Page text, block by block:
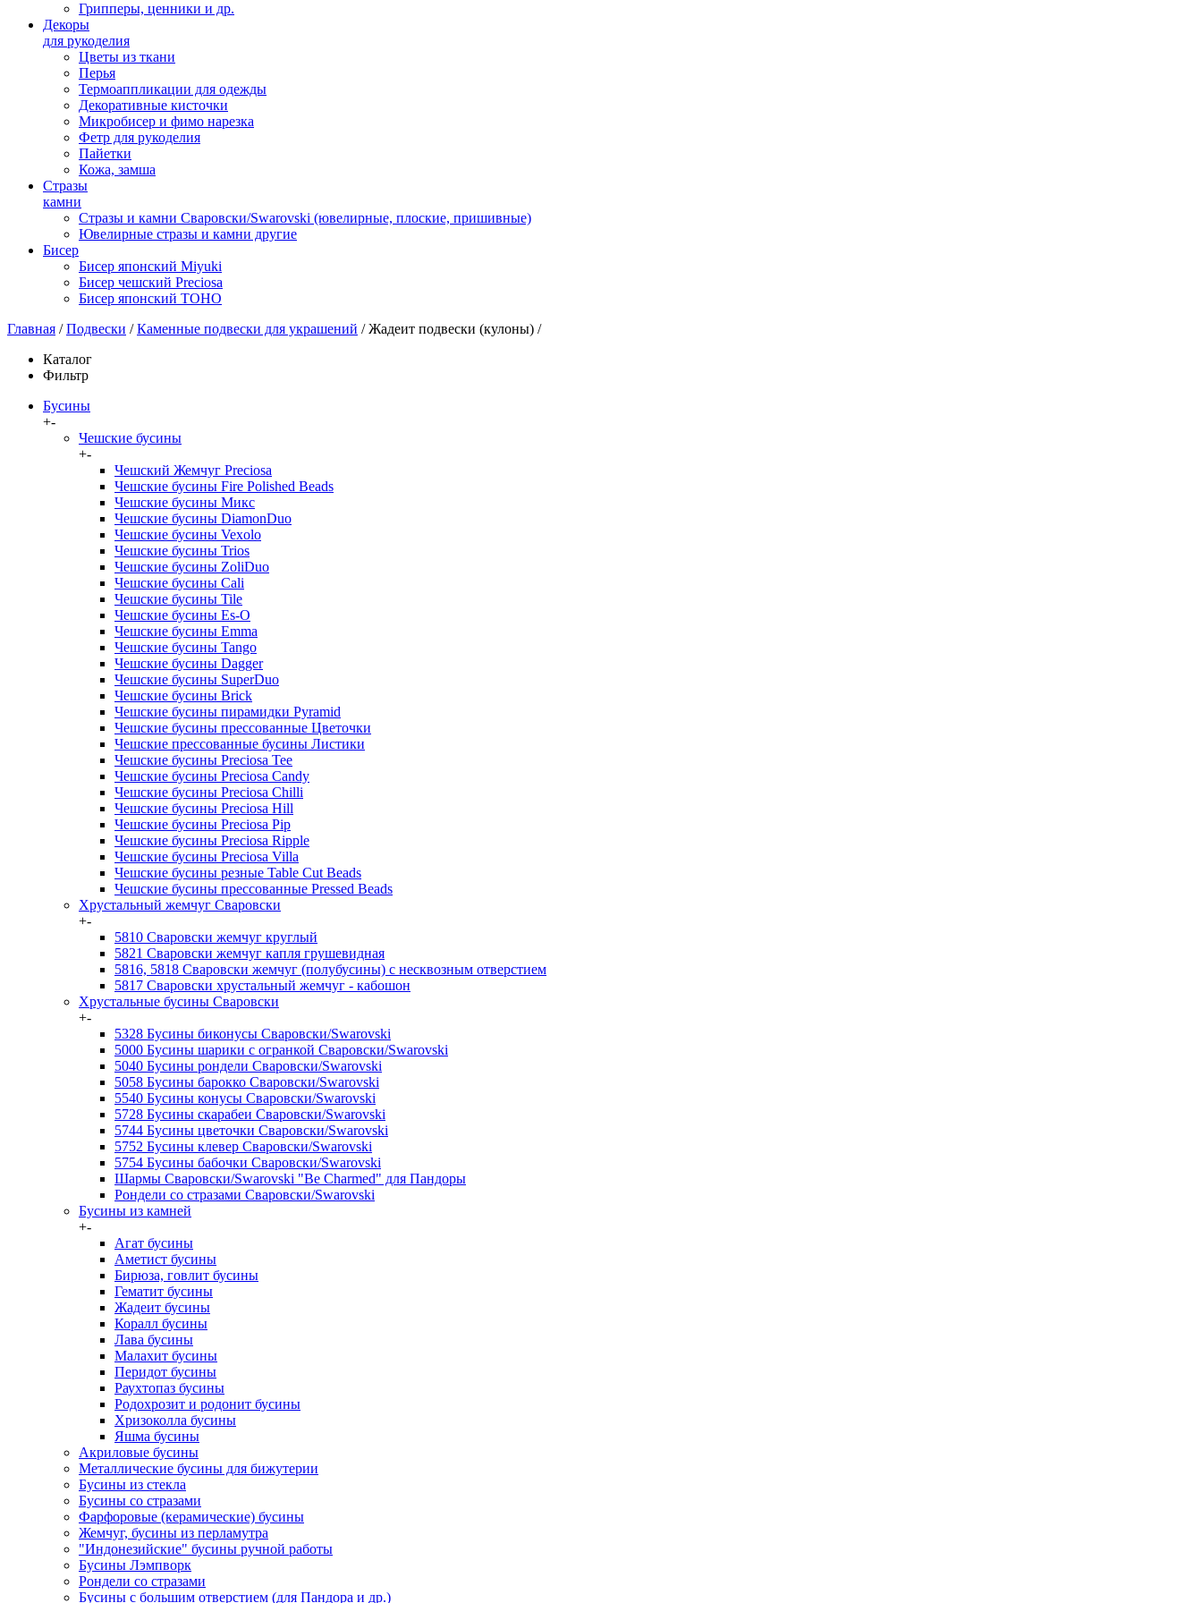
Грипперы, ценники и др.
Декоры
для рукоделия
Цветы из ткани
Перья
Термоаппликации для одежды
Декоративные кисточки
Микробисер и фимо нарезка
Фетр для рукоделия
Пайетки
Кожа, замша
Стразы
камни
Стразы и камни Сваровски/Swarovski (ювелирные, плоские, пришивные)
Ювелирные стразы и камни другие
Бисер
Бисер японский Miyuki
Бисер чешский Preciosa
Бисер японский TOHO
Главная /Подвески /Каменные подвески для украшений /Жадеит подвески (кулоны) /
Каталог
Фильтр
Бусины
+-
Чешские бусины
+-
Чешский Жемчуг Preciosa
Чешские бусины Fire Polished Beads
Чешские бусины Микс
Чешские бусины DiamonDuo
Чешские бусины Vexolo
Чешские бусины Trios
Чешские бусины ZoliDuo
Чешские бусины Cali
Чешские бусины Tile
Чешские бусины Es-O
Чешские бусины Emma
Чешские бусины Tango
Чешские бусины Dagger
Чешские бусины SuperDuo
Чешские бусины Brick
Чешские бусины пирамидки Pyramid
Чешские бусины прессованные Цветочки
Чешские прессованные бусины Листики
Чешские бусины Preciosa Tee
Чешские бусины Preciosa Candy
Чешские бусины Preciosa Chilli
Чешские бусины Preciosa Hill
Чешские бусины Preciosa Pip
Чешские бусины Preciosa Ripple
Чешские бусины Preciosa Villa
Чешские бусины резные Table Cut Beads
Чешские бусины прессованные Pressed Beads
Хрустальный жемчуг Сваровски
+-
5810 Сваровски жемчуг круглый
5821 Сваровски жемчуг капля грушевидная
5816, 5818 Сваровски жемчуг (полубусины) с несквозным отверстием
5817 Сваровски хрустальный жемчуг - кабошон
Хрустальные бусины Сваровски
+-
5328 Бусины биконусы Сваровски/Swarovski
5000 Бусины шарики с огранкой Сваровски/Swarovski
5040 Бусины рондели Сваровски/Swarovski
5058 Бусины барокко Сваровски/Swarovski
5540 Бусины конусы Сваровски/Swarovski
5728 Бусины скарабеи Сваровски/Swarovski
5744 Бусины цветочки Сваровски/Swarovski
5752 Бусины клевер Сваровски/Swarovski
5754 Бусины бабочки Сваровски/Swarovski
Шармы Сваровски/Swarovski "Be Charmed" для Пандоры
Рондели со стразами Сваровски/Swarovski
Бусины из камней
+-
Агат бусины
Аметист бусины
Бирюза, говлит бусины
Гематит бусины
Жадеит бусины
Коралл бусины
Лава бусины
Малахит бусины
Перидот бусины
Раухтопаз бусины
Родохрозит и родонит бусины
Хризоколла бусины
Яшма бусины
Акриловые бусины
Металлические бусины для бижутерии
Бусины из стекла
Бусины со стразами
Фарфоровые (керамические) бусины
Жемчуг, бусины из перламутра
"Индонезийские" бусины ручной работы
Бусины Лэмпворк
Рондели со стразами
Бусины с большим отверстием (для Пандора и др.)